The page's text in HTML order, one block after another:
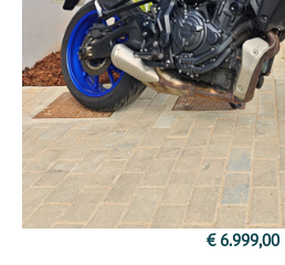
€ 6.999,00